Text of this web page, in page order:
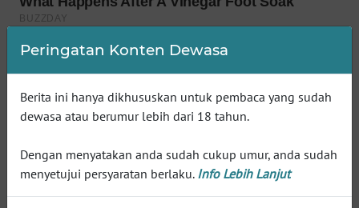
Peringatan Konten Dewasa
Berita ini hanya dikhususkan untuk pembaca yang sudah
dewasa atau berumur lebih dari 18 tahun.
Dengan menyatakan anda sudah cukup umur, anda sudah
menyetujui persyaratan berlaku. Info Lebih Lanjut
WN
CIANJUR
KEPULAUAN
SERIBU
WN
TANGERANG